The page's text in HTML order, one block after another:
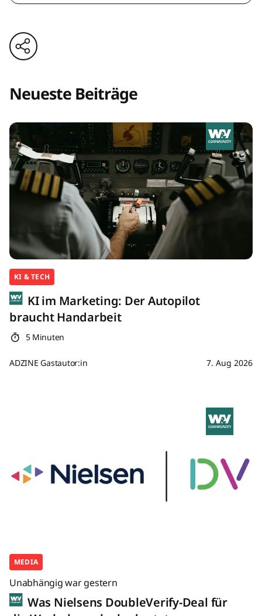
Neueste Beiträge
KI & TECH
KI im Marketing: Der Autopilot
braucht Handarbeit
5 Minuten
ADZINE Gastautor:in 7. Aug 2026
MEDIA
Unabhängig war gestern
Was Nielsens DoubleVerify-Deal für